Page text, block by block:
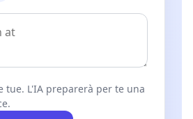
tue. L'IA preparerà per te una